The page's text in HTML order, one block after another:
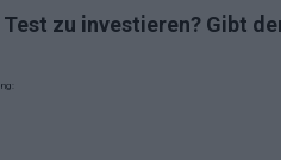
Test zu investieren? Gibt